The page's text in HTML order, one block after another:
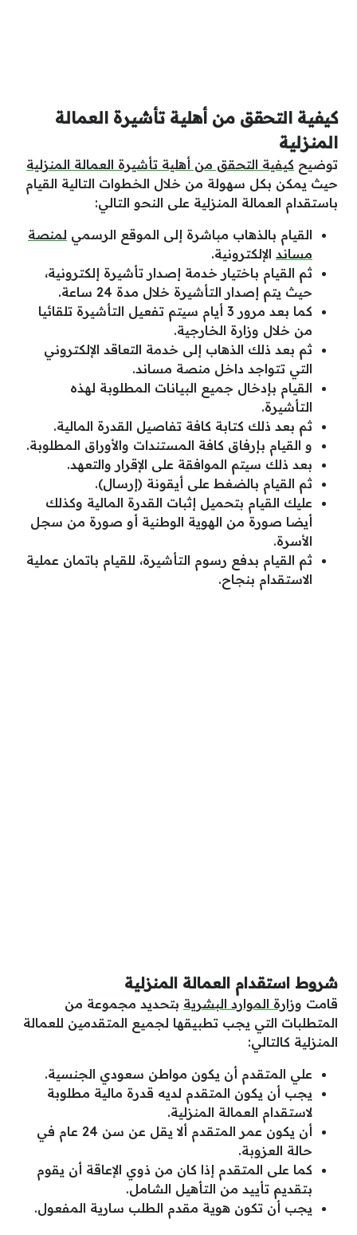
كيفية التحقق من أهلية تأشيرة العمالة
المنزلية
توضيح كيفية التحقق من أهلية تأشيرة العمالة المنزلية
حيث يمكن بكل سهولة من خلال الخطوات التالية القيام
باستقدام العمالة المنزلية على النحو التالي:
القيام بالذهاب مباشرة إلى الموقع الرسمي لمنصة
مساند الإلكترونية.
ثم القيام باختيار خدمة إصدار تأشيرة إلكترونية،
حيث يتم إصدار التأشيرة خلال مدة 24 ساعة.
كما بعد مرور 3 أيام سيتم تفعيل التأشيرة تلقائيا
من خلال وزارة الخارجية.
ثم بعد ذلك الذهاب إلى خدمة التعاقد الإلكتروني
التي تتواجد داخل منصة مساند.
القيام بإدخال جميع البيانات المطلوبة لهذه
التأشيرة.
ثم بعد ذلك كتابة كافة تفاصيل القدرة المالية.
و القيام بإرفاق كافة المستندات والأوراق المطلوبة.
بعد ذلك سيتم الموافقة على الإقرار والتعهد.
ثم القيام بالضغط على أيقونة (إرسال).
عليك القيام بتحميل إثبات القدرة المالية وكذلك
أيضا صورة من الهوية الوطنية أو صورة من سجل
الأسرة.
ثم القيام بدفع رسوم التأشيرة، للقيام باتمان عملية
الاستقدام بنجاح.
شروط استقدام العمالة المنزلية
قامت وزارة الموارد البشرية بتحديد مجموعة من
المتطلبات التي يجب تطبيقها لجميع المتقدمين للعمالة
المنزلية كالتالي:
علي المتقدم أن يكون مواطن سعودي الجنسية.
يجب أن يكون المتقدم لديه قدرة مالية مطلوبة
لاستقدام العمالة المنزلية.
أن يكون عمر المتقدم ألا يقل عن سن 24 عام في
حالة العزوبة.
كما على المتقدم إذا كان من ذوي الإعاقة أن يقوم
بتقديم تأييد من التأهيل الشامل.
يجب أن تكون هوية مقدم الطلب سارية المفعول.